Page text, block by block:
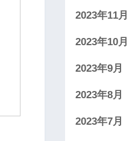
2023年11月
2023年10月
2023年9月
2023年8月
2023年7月